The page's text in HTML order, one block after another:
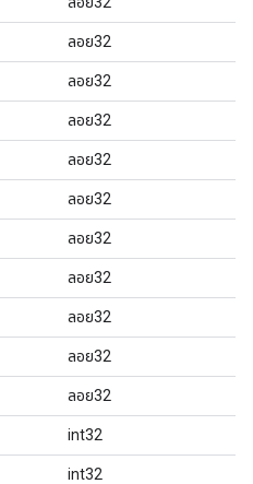
ลอย32
ลอย32
ลอย32
ลอย32
ลอย32
ลอย32
ลอย32
ลอย32
ลอย32
ลอย32
int32
int32